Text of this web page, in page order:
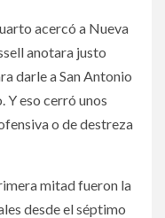
acercó a Nueva
anotara justo
darle a San Antonio
Y eso cerró unos
o de destreza
mitad fueron la
desde el séptimo